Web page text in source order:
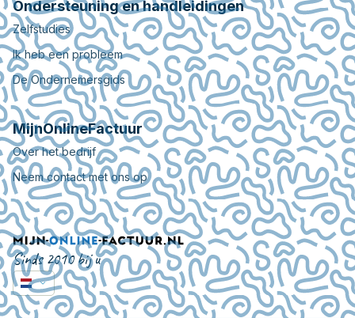
Ondersteuning en handleidingen
Zelfstudies
Ik heb een probleem
De Ondernemersgids
MijnOnlineFactuur
Over het bedrijf
Neem contact met ons op
Sinds 2010 bij u